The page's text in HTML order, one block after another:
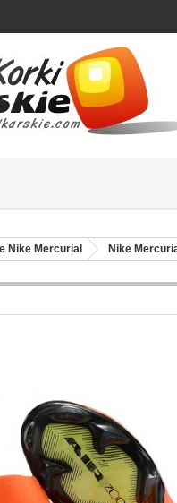
Nike Mercurial Nike